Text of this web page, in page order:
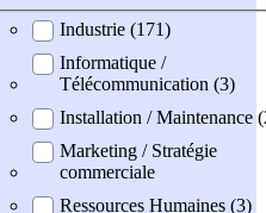
Industrie (171)
Informatique /
Télécommunication (3)
Installation / Maintenance
Marketing / Stratégie
commerciale
Ressources Humaines (3)